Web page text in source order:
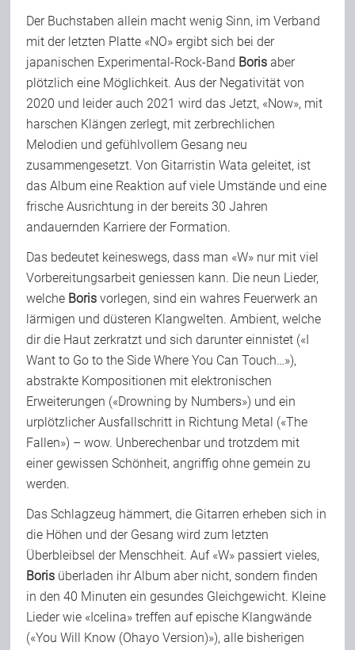
Team
Join Us
Kalender
Playlisten
Der Buchstaben allein macht wenig Sinn, im Verband
mit der letzten Platte «NO» ergibt sich bei der
japanischen Experimental-Rock-Band Boris aber
plötzlich eine Möglichkeit. Aus der Negativität von
2020 und leider auch 2021 wird das Jetzt, «Now», mit
harschen Klängen zerlegt, mit zerbrechlichen
Melodien und gefühlvollem Gesang neu
zusammengesetzt. Von Gitarristin Wata geleitet, ist
das Album eine Reaktion auf viele Umstände und eine
frische Ausrichtung in der bereits 30 Jahren
andauernden Karriere der Formation.
Das bedeutet keineswegs, dass man «W» nur mit viel
Vorbereitungsarbeit geniessen kann. Die neun Lieder,
welche Boris vorlegen, sind ein wahres Feuerwerk an
lärmigen und düsteren Klangwelten. Ambient, welche
dir die Haut zerkratzt und sich darunter einnistet («I
Want to Go to the Side Where You Can Touch…»),
abstrakte Kompositionen mit elektronischen
Erweiterungen («Drowning by Numbers») und ein
urplötzlicher Ausfallschritt in Richtung Metal («The
Fallen») – wow. Unberechenbar und trotzdem mit
einer gewissen Schönheit, angriffig ohne gemein zu
werden.
Das Schlagzeug hämmert, die Gitarren erheben sich in
die Höhen und der Gesang wird zum letzten
Überbleibsel der Menschheit. Auf «W» passiert vieles,
Boris überladen ihr Album aber nicht, sondern finden
in den 40 Minuten ein gesundes Gleichgewicht. Kleine
Lieder wie «Icelina» treffen auf epische Klangwände
(«You Will Know (Ohayo Version)»), alle bisherigen